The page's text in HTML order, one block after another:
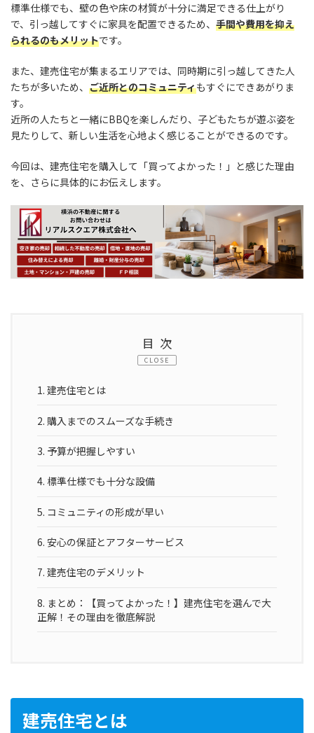
標準仕様でも、壁の色や床の材質が十分に満足できる仕上がり
で、引っ越してすぐに家具を配置できるため、 手間や費用を抑え
られるのもメリットです。
また、建売住宅が集まるエリアでは、同時期に引っ越してきた人
たちが多いため、 ご近所とのコミュニティもすぐにできあがりま
す。
近所の人たちと一緒にBBQを楽しんだり、子どもたちが遊ぶ姿を
見たりして、新しい生活を心地よく感じることができるのです。
今回は、建売住宅を購入して「買ってよかった！」と感じた理由
を、さらに具体的にお伝えします。
目次
CLOSE
1. 建売住宅とは
2. 購入までのスムーズな手続き
3. 予算が把握しやすい
4. 標準仕様でも十分な設備
5. コミュニティの形成が早い
6. 安心の保証とアフターサービス
7. 建売住宅のデメリット
8. まとめ：【買ってよかった！】建売住宅を選んで大
正解！その理由を徹底解説
建売住宅とは